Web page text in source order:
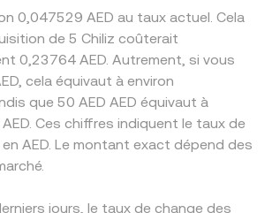
0,047529 AED au taux actuel. Cela
de 5 Chiliz coûterait
0,23764 AED. Autrement, si vous
cela équivaut à environ
que 50 AED AED équivaut à
Ces chiffres indiquent le taux de
AED. Le montant exact dépend des
jours, le taux de change des